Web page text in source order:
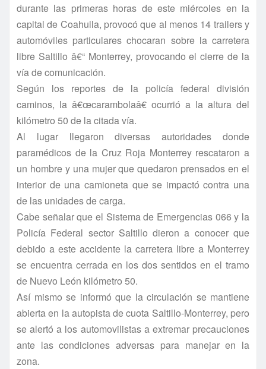
durante las primeras horas de este miércoles en la
capital de Coahuila, provocó que al menos 14 trailers y
automóviles particulares chocaran sobre la carretera
libre Saltillo â€“ Monterrey, provocando el cierre de la
ví­a de comunicación.
Según los reportes de la policí­a federal división
caminos, la â€œcarambolaâ€ ocurrió a la altura del
kilómetro 50 de la citada ví­a.
Al lugar llegaron diversas autoridades donde
paramédicos de la Cruz Roja Monterrey rescataron a
un hombre y una mujer que quedaron prensados en el
interior de una camioneta que se impactó contra una
de las unidades de carga.
Cabe señalar que el Sistema de Emergencias 066 y la
Policí­a Federal sector Saltillo dieron a conocer que
debido a este accidente la carretera libre a Monterrey
se encuentra cerrada en los dos sentidos en el tramo
de Nuevo León kilómetro 50.
Así­ mismo se informó que la circulación se mantiene
abierta en la autopista de cuota Saltillo-Monterrey, pero
se alertó a los automovilistas a extremar precauciones
ante las condiciones adversas para manejar en la
zona.